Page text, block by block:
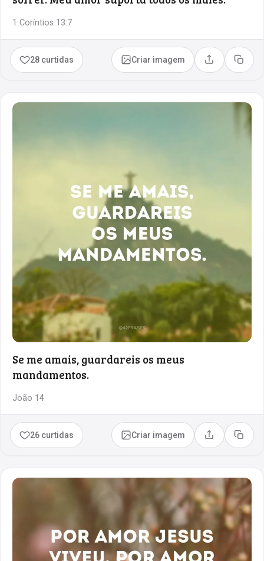
1 Coríntios 13:7
28 curtidas Criar imagem Compartilhar
Copiar
Se me amais, guardareis os meus
mandamentos.
João 14
26 curtidas Criar imagem Compartilhar
Copiar